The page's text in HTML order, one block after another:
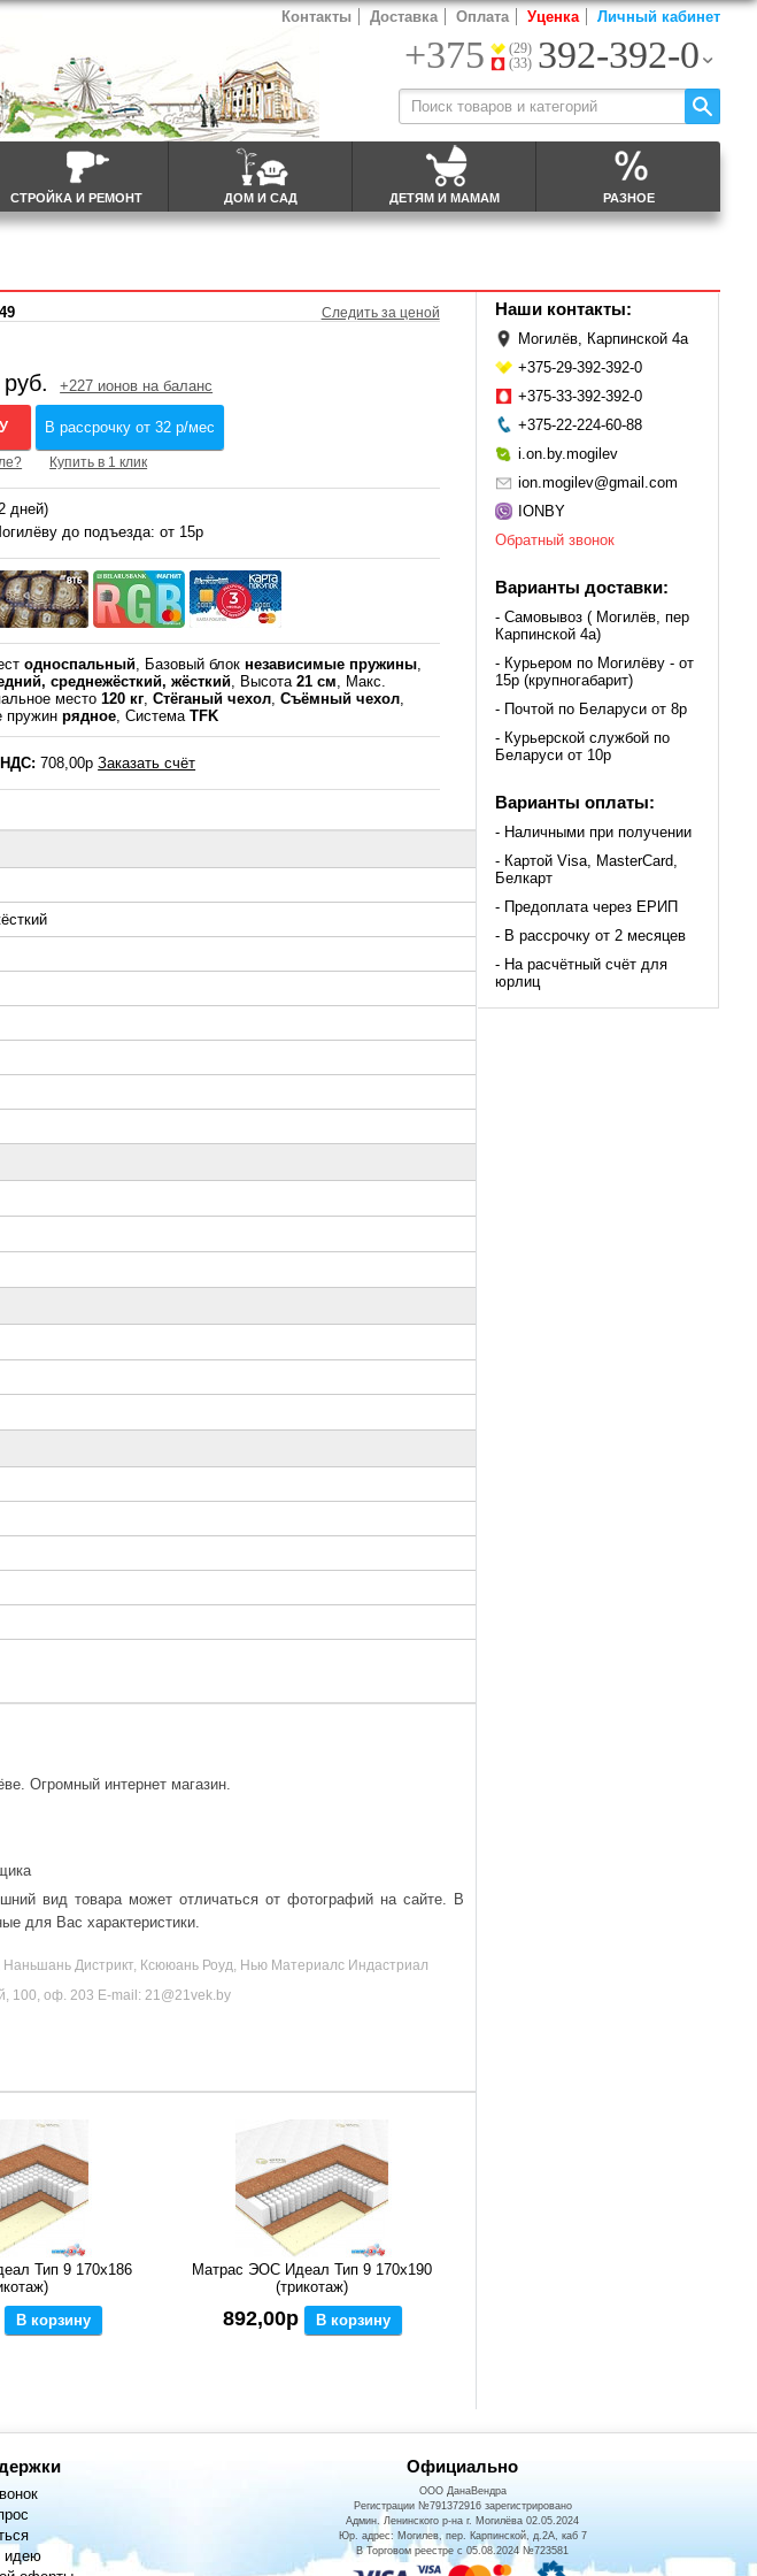
СТРОЙКА И РЕМОНТ ДОМ И САД ДЕТЯМ И МАМАМ РАЗНОЕ
Контакты Доставка Оплата Уценка Личный кабинет
+375
(29)
(33) 392-392-0
Следить за ценой
руб. +227 ионов на баланс
В рассрочку от 32 р/мес
Купить в 1 клик
дней)
до подъезда: от 15р
односпальный, Базовый блокнезависимые пружины,
среднежёсткий, жёсткий, Высота21 см, Макс.
место120 кг,Стёганый чехол,Съёмный чехол,
пружинрядное, СистемаTFK
708,00рЗаказать счёт
Огромный интернет магазин.
вид товара может отличаться от фотографий на сайте. В
для Вас характеристики.
Наньшань Дистрикт, Ксююань Роуд, Нью Материалс Индастриал
100, оф. 203 E-mail: 21@21vek.by
Тип 9 170x186
В корзину
Матрас ЭОС Идеал Тип 9 170x190
(трикотаж)
892,00р В корзину
Наши контакты:
Могилёв, Карпинской 4а
+375-29-392-392-0
+375-33-392-392-0
+375-22-224-60-88
i.on.by.mogilev
ion.mogilev@gmail.com
IONBY
Обратный звонок
Варианты доставки:
- Самовывоз ( Могилёв, пер
Карпинской 4а)
- Курьером по Могилёву - от
15р (крупногабарит)
- Почтой по Беларуси от 8р
- Курьерской службой по
Беларуси от 10р
Варианты оплаты:
- Наличными при получении
- Картой Visa, MasterCard,
Белкарт
- Предоплата через ЕРИП
- В рассрочку от 2 месяцев
- На расчётный счёт для
юрлиц
идею
Официально
ООО ДанаВендра
Регистрации №791372916 зарегистрировано
Админ. Ленинского р-на г. Могилёва 02.05.2024
Юр. адрес: Могилев, пер. Карпинской, д.2А, каб 7
В Торговом реестре с 05.08.2024 №723581